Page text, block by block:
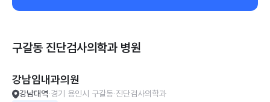
구갈동 진단검사의학과 병원
강남임내과의원
강남대역 경기 용인시 구갈동 진단검사의학과